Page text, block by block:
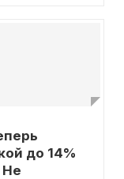
до 14%
Не